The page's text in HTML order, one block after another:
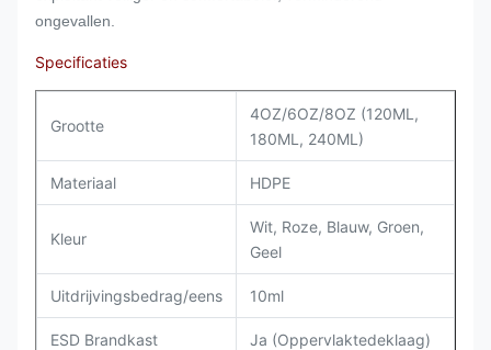
ongevallen.
Specificaties
Grootte
4OZ/6OZ/8OZ (120ML,
180ML, 240ML)
Materiaal HDPE
Kleur
Wit, Roze, Blauw, Groen,
Geel
Uitdrijvingsbedrag/eens 10ml
ESD Brandkast Ja (Oppervlaktedeklaag)